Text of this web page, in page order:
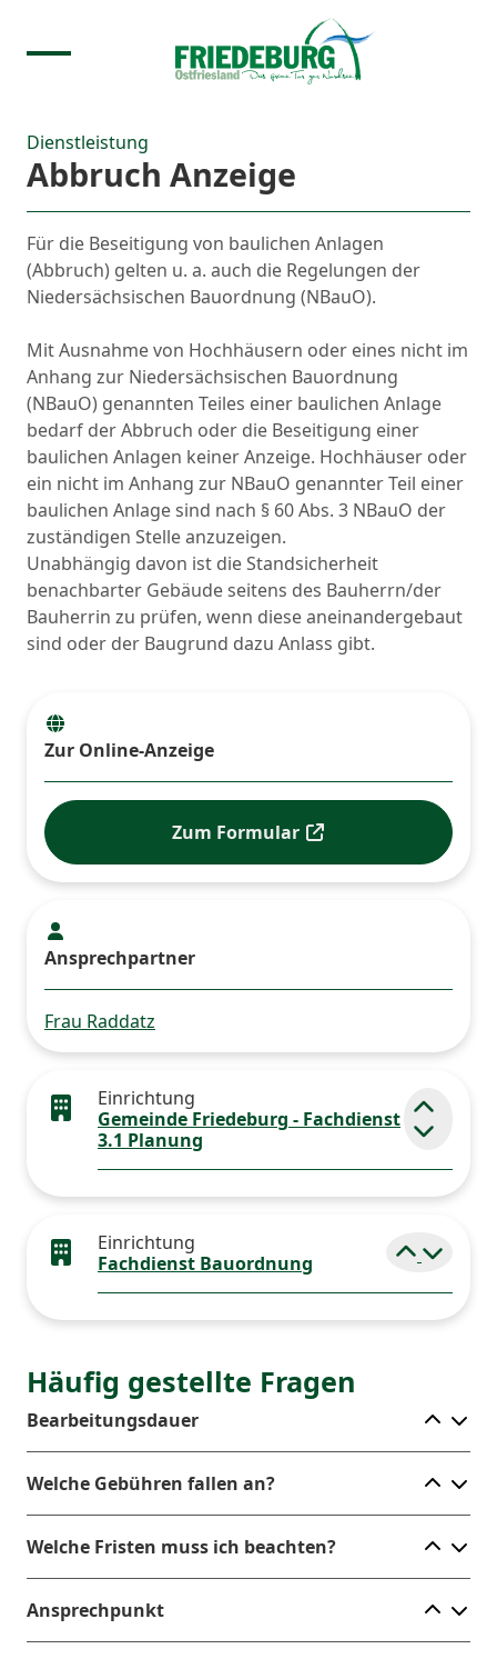
Dienstleistung
Abbruch Anzeige
Zur Online-Anzeige
Zum Formular
Ansprechpartner
Frau Raddatz
Für die Beseitigung von baulichen Anlagen
(Abbruch) gelten u. a. auch die Regelungen der
Niedersächsischen Bauordnung (NBauO).
Mit Ausnahme von Hochhäusern oder eines nicht im
Anhang zur Niedersächsischen Bauordnung
(NBauO) genannten Teiles einer baulichen Anlage
bedarf der Abbruch oder die Beseitigung einer
baulichen Anlagen keiner Anzeige. Hochhäuser oder
ein nicht im Anhang zur NBauO genannter Teil einer
baulichen Anlage sind nach § 60 Abs. 3 NBauO der
zuständigen Stelle anzuzeigen.
Unabhängig davon ist die Standsicherheit
benachbarter Gebäude seitens des Bauherrn/der
Bauherrin zu prüfen, wenn diese aneinandergebaut
sind oder der Baugrund dazu Anlass gibt.
Einrichtung
Gemeinde Friedeburg - Fachdienst
3.1 Planung
Einrichtung
Fachdienst Bauordnung
Häufig gestellte Fragen
Bearbeitungsdauer
Welche Gebühren fallen an?
Welche Fristen muss ich beachten?
Ansprechpunkt